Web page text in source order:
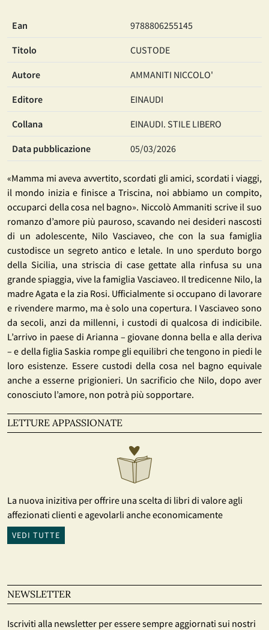
Ean 9788806255145
Titolo CUSTODE
Autore AMMANITI NICCOLO'
Editore EINAUDI
Collana EINAUDI. STILE LIBERO
Data pubblicazione 05/03/2026
«Mamma mi aveva avvertito, scordati gli amici, scordati i viaggi,
il mondo inizia e finisce a Triscina, noi abbiamo un compito,
occuparci della cosa nel bagno». Niccolò Ammaniti scrive il suo
romanzo d’amore più pauroso, scavando nei desideri nascosti
di un adolescente, Nilo Vasciaveo, che con la sua famiglia
custodisce un segreto antico e letale. In uno sperduto borgo
della Sicilia, una striscia di case gettate alla rinfusa su una
grande spiaggia, vive la famiglia Vasciaveo. Il tredicenne Nilo, la
madre Agata e la zia Rosi. Ufficialmente si occupano di lavorare
e rivendere marmo, ma è solo una copertura. I Vasciaveo sono
da secoli, anzi da millenni, i custodi di qualcosa di indicibile.
L’arrivo in paese di Arianna – giovane donna bella e alla deriva
– e della figlia Saskia rompe gli equilibri che tengono in piedi le
loro esistenze. Essere custodi della cosa nel bagno equivale
anche a esserne prigionieri. Un sacrificio che Nilo, dopo aver
conosciuto l’amore, non potrà più sopportare.
LETTURE APPASSIONATE
La nuova inizitiva per offrire una scelta di libri di valore agli
affezionati clienti e agevolarli anche economicamente
VEDI TUTTE
NEWSLETTER
Iscriviti alla newsletter per essere sempre aggiornati sui nostri